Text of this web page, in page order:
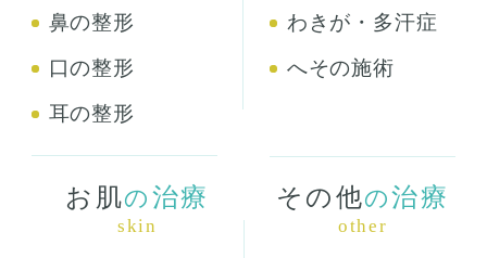
鼻の整形
口の整形
耳の整形
わきが・多汗症
へその施術
お肌の 治療
skin
その他の治療
other